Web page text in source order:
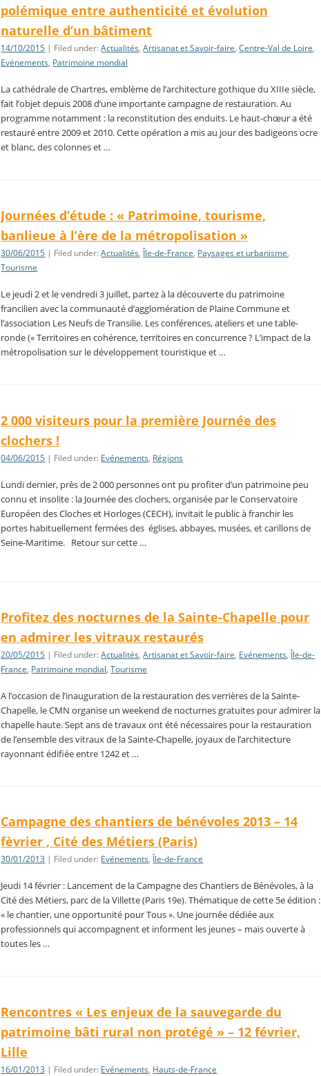
polémique entre authenticité et évolution
naturelle d’un bâtiment
14/10/2015 | Filed under:Actualités,Artisanat et Savoir-faire,Centre-Val de Loire,
Evénements, Patrimoine mondial
La cathédrale de Chartres, emblème de l’architecture gothique du XIIIe siècle,
fait l’objet depuis 2008 d’une importante campagne de restauration. Au
programme notamment : la reconstitution des enduits. Le haut-chœur a été
restauré entre 2009 et 2010. Cette opération a mis au jour des badigeons ocre
et blanc, des colonnes et …
Journées d’étude : « Patrimoine, tourisme,
banlieue à l’ère de la métropolisation »
30/06/2015 | Filed under:Actualités,Île-de-France, Paysages et urbanisme,
Tourisme
Le jeudi 2 et le vendredi 3 juillet, partez à la découverte du patrimoine
francilien avec la communauté d’agglomération de Plaine Commune et
l’association Les Neufs de Transilie. Les conférences, ateliers et une table-
ronde (« Territoires en cohérence, territoires en concurrence ? L’impact de la
métropolisation sur le développement touristique et …
2 000 visiteurs pour la première Journée des
clochers !
04/06/2015 | Filed under: Evénements, Régions
Lundi dernier, près de 2 000 personnes ont pu profiter d’un patrimoine peu
connu et insolite : la Journée des clochers, organisée par le Conservatoire
Européen des Cloches et Horloges (CECH), invitait le public à franchir les
portes habituellement fermées des églises, abbayes, musées, et carillons de
Seine-Maritime. Retour sur cette …
Profitez des nocturnes de la Sainte-Chapelle pour
en admirer les vitraux restaurés
20/05/2015 | Filed under:Actualités,Artisanat et Savoir-faire, Evénements,Île-de-
France, Patrimoine mondial,Tourisme
A l’occasion de l’inauguration de la restauration des verrières de la Sainte-
Chapelle, le CMN organise un weekend de nocturnes gratuites pour admirer la
chapelle haute. Sept ans de travaux ont été nécessaires pour la restauration
de l’ensemble des vitraux de la Sainte-Chapelle, joyaux de l’architecture
rayonnant édifiée entre 1242 et …
Campagne des chantiers de bénévoles 2013 – 14
fèvrier , Cité des Métiers (Paris)
30/01/2013 | Filed under: Evénements,Île-de-France
Jeudi 14 février : Lancement de la Campagne des Chantiers de Bénévoles, à la
Cité des Métiers, parc de la Villette (Paris 19e). Thématique de cette 5e édition :
« le chantier, une opportunité pour Tous ». Une journée dédiée aux
professionnels qui accompagnent et informent les jeunes – mais ouverte à
toutes les …
Rencontres « Les enjeux de la sauvegarde du
patrimoine bâti rural non protégé » – 12 février,
Lille
16/01/2013 | Filed under: Evénements, Hauts-de-France